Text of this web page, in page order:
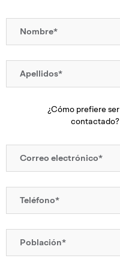
¿Cómo prefiere ser
contactado?